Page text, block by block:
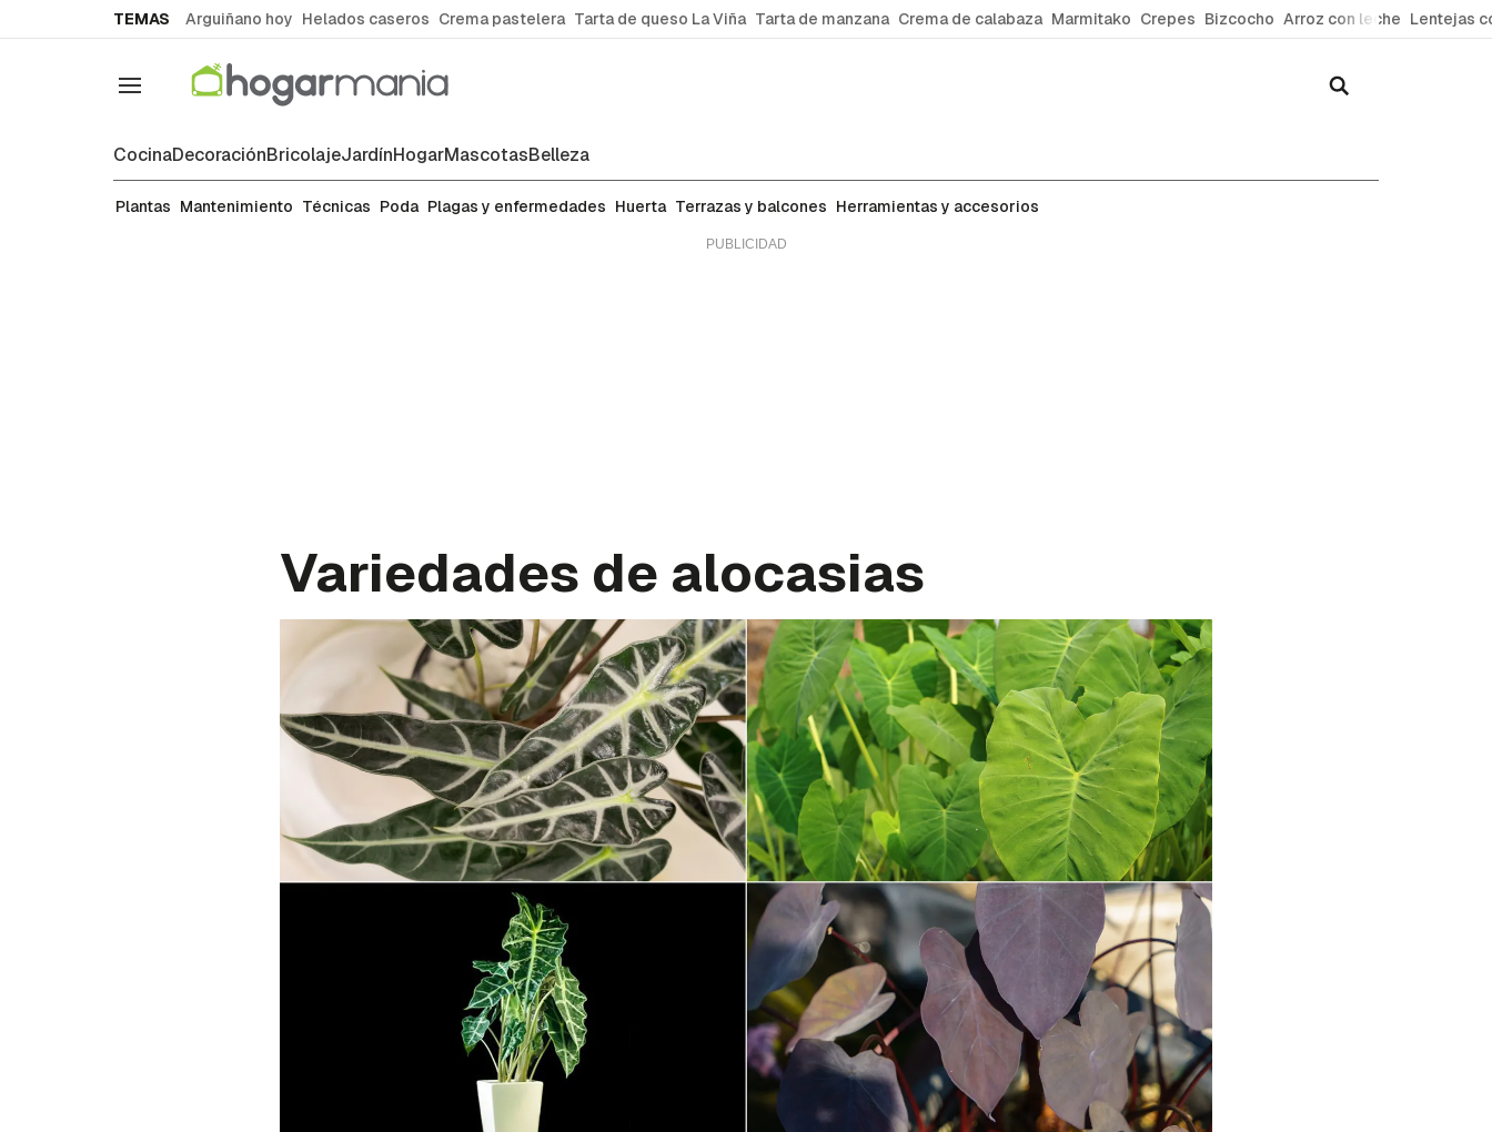
TEMAS Arguiñano hoy Helados caseros Crema pastelera Tarta de queso La Viña Tarta de manzana Crema de calabaza Marmitako Crepes Bizcocho Arroz con leche Lentejas
Navegación
CocinaDecoraciónBricolajeJardínHogarMascotasBelleza
Mantenimiento
Plantas Mantenimiento Técnicas Poda Plagas y enfermedades Huerta Terrazas y balcones Herramientas y accesorios
Variedades de alocasias